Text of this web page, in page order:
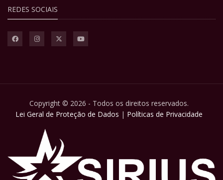
REDES SOCIAIS
Copyright © 2026 - Todos os direitos reservados.
Lei Geral de Proteção de Dados | Políticas de Privacidade